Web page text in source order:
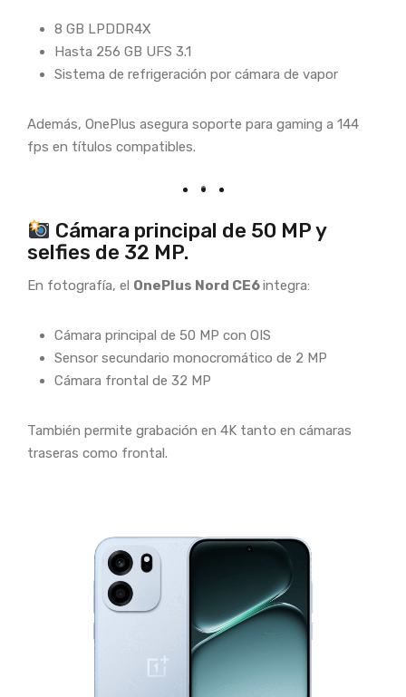
8 GB LPDDR4X
Hasta 256 GB UFS 3.1
Sistema de refrigeración por cámara de vapor
Además, OnePlus asegura soporte para gaming a 144
fps en títulos compatibles.
Cámara principal de 50 MP y
selfies de 32 MP.
En fotografía, el OnePlus Nord CE6integra:
Cámara principal de 50 MP con OIS
Sensor secundario monocromático de 2 MP
Cámara frontal de 32 MP
También permite grabación en 4K tanto en cámaras
traseras como frontal.